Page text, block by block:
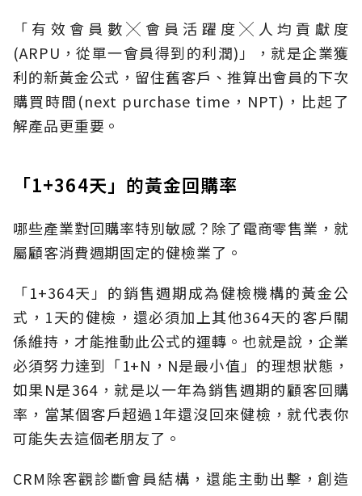
「有效會員數╳會員活躍度╳人均貢獻度
(ARPU，從單一會員得到的利潤)」，就是企業獲
利的新黃金公式，留住舊客戶、推算出會員的下次
購買時間(next purchase time，NPT)，比起了
解產品更重要。
「1+364天」的黃金回購率
哪些產業對回購率特別敏感？除了電商零售業，就
屬顧客消費週期固定的健檢業了。
「1+364天」的銷售週期成為健檢機構的黃金公
式，1天的健檢，還必須加上其他364天的客戶關
係維持，才能推動此公式的運轉。也就是說，企業
必須努力達到「1+N，N是最小值」的理想狀態，
如果N是364，就是以一年為銷售週期的顧客回購
率，當某個客戶超過1年還沒回來健檢，就代表你
可能失去這個老朋友了。
CRM除客觀診斷會員結構，還能主動出擊，創造